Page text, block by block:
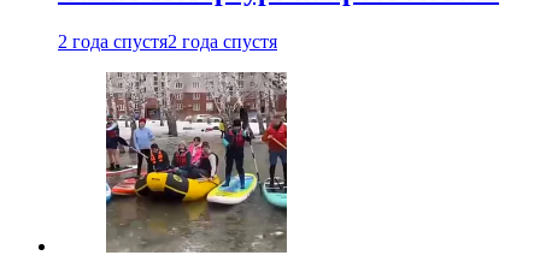
2 года спустя2 года спустя